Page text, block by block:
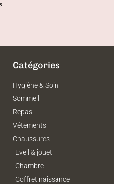
Catégories
Hygiène & Soin
Sommeil
Repas
Vêtements
Chaussures
Eveil & jouet
Chambre
Coffret naissance